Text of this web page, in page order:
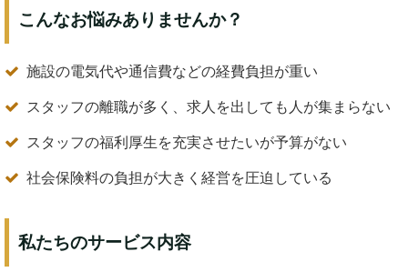
こんなお悩みありませんか？
施設の電気代や通信費などの経費負担が重い
スタッフの離職が多く、求人を出しても人が集まらない
スタッフの福利厚生を充実させたいが予算がない
社会保険料の負担が大きく経営を圧迫している
私たちのサービス内容